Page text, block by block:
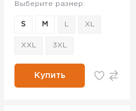
Выберите размер:
S M XL
XXL 3XL
Купить